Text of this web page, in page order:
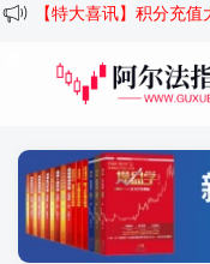
【特大喜讯】积分充